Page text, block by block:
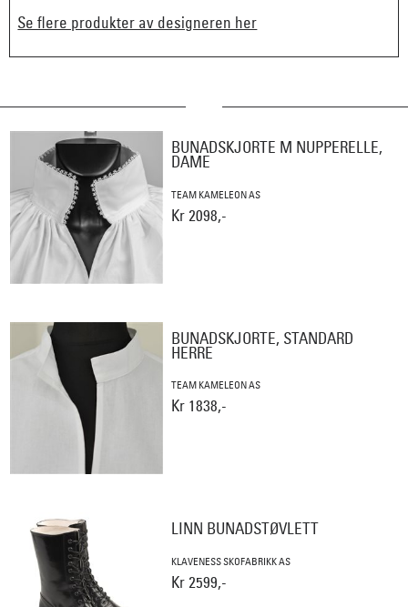
Se flere produkter av designeren her
BUNADSKJORTE M NUPPERELLE,
DAME
TEAM KAMELEON AS
Kr 2098,-
BUNADSKJORTE, STANDARD
HERRE
TEAM KAMELEON AS
Kr 1838,-
LINN BUNADSTØVLETT
KLAVENESS SKOFABRIKK AS
Kr 2599,-